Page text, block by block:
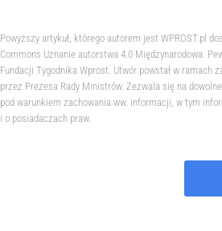
Powyższy artykuł, którego autorem jest WPROST.pl
Commons Uznanie autorstwa 4.0 Międzynarodowa.
Fundacji Tygodnika Wprost. Utwór powstał w ramach
przez Prezesa Rady Ministrów. Zezwala się na
pod warunkiem zachowania ww. informacji, w tym
i o posiadaczach praw.